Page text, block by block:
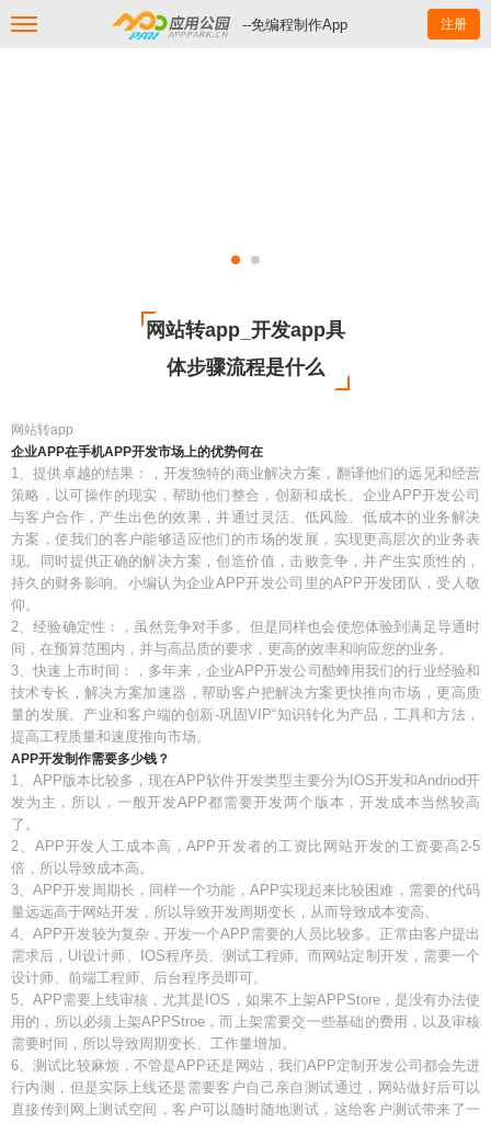
--免编程制作App 注册
网站转app_开发app具
体步骤流程是什么
网站转app
企业APP在手机APP开发市场上的优势何在
1、提供卓越的结果：，开发独特的商业解决方案，翻译他们的远见和经营
策略，以可操作的现实，帮助他们整合，创新和成长。企业APP开发公司
与客户合作，产生出色的效果，并通过灵活、低风险、低成本的业务解决
方案，使我们的客户能够适应他们的市场的发展，实现更高层次的业务表
现。同时提供正确的解决方案，创造价值，击败竞争，并产生实质性的，
持久的财务影响。小编认为企业APP开发公司里的APP开发团队，受人敬
仰。
2、经验确定性：，虽然竞争对手多。但是同样也会使您体验到满足导通时
间，在预算范围内，并与高品质的要求，更高的效率和响应您的业务。
3、快速上市时间：，多年来，企业APP开发公司酷蜂用我们的行业经验和
技术专长，解决方案加速器，帮助客户把解决方案更快推向市场，更高质
量的发展。产业和客户端的创新-巩固VIP“知识转化为产品，工具和方法，
提高工程质量和速度推向市场。
APP开发制作需要多少钱？
1、APP版本比较多，现在APP软件开发类型主要分为IOS开发和Andriod开
发为主，所以，一般开发APP都需要开发两个版本，开发成本当然较高
了。
2、APP开发人工成本高，APP开发者的工资比网站开发的工资要高2-5
倍，所以导致成本高。
3、APP开发周期长，同样一个功能，APP实现起来比较困难，需要的代码
量远远高于网站开发，所以导致开发周期变长，从而导致成本变高。
4、APP开发较为复杂，开发一个APP需要的人员比较多。正常由客户提出
需求后，UI设计师、IOS程序员、测试工程师。而网站定制开发，需要一个
设计师、前端工程师、后台程序员即可。
5、APP需要上线审核，尤其是IOS，如果不上架APPStore，是没有办法使
用的，所以必须上架APPStroe，而上架需要交一些基础的费用，以及审核
需要时间，所以导致周期变长、工作量增加。
6、测试比较麻烦，不管是APP还是网站，我们APP定制开发公司都会先进
行内测，但是实际上线还是需要客户自己亲自测试通过，网站做好后可以
直接传到网上测试空间，客户可以随时随地测试，这给客户测试带来了一